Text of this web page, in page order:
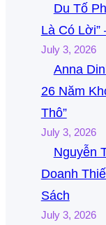
Du Tố
Là Có
July 3, 2026
Anna
26 Năm
Thô”
July 3, 2026
Nguyễn
Doanh
Sách
July 3, 2026